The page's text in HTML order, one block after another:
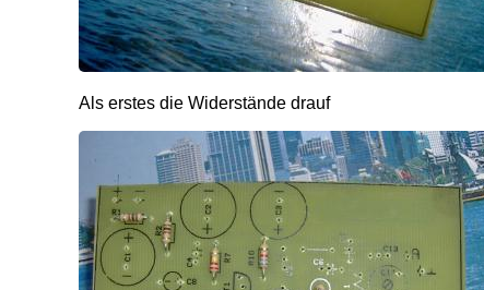
Als erstes die Widerstände drauf